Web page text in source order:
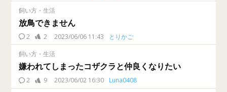
飼い方・生活
放鳥できません
2 2 2023/06/06 11:43 とりかご
飼い方・生活
嫌われてしまったコザクラと仲良くなりたい
2 9 2023/06/02 16:30 Luna0408